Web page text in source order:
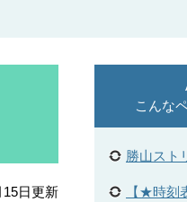
15日更新
こんな
勝山スト
【★時刻